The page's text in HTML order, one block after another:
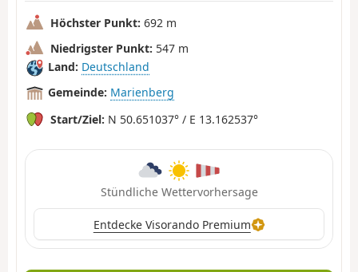
Höchster Punkt: 692 m
Niedrigster Punkt: 547 m
Land: Deutschland
Gemeinde: Marienberg
Start/Ziel: N 50.651037° / E 13.162537°
Stündliche Wettervorhersage
Entdecke Visorando Premium